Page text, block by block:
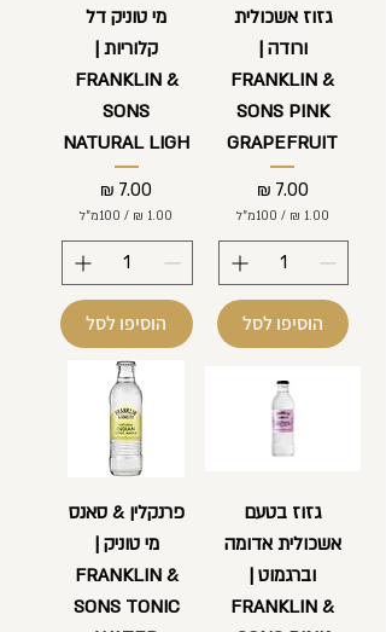
גזוז אשכולית
ורודה |
FRANKLIN &
SONS PINK
GRAPEFRUIT
מחיר
/ 100מ"ל
0
ל
-
1
0
0
ל
י
ל
ט
ר
י
הוסיפו לסל
מי טוניק דל
קלוריות |
FRANKLIN &
SONS
NATURAL LIGH
מחיר
/ 100מ"ל
0
₪
ל
1
0
0
מ
ל
י
ל
ט
הוסיפו לסל
גזוז בטעם
אשכולית אדומה
וברגמוט |
FRANKLIN &
פרנקלין & סאנס
מי טוניק |
FRANKLIN &
SONS TONIC